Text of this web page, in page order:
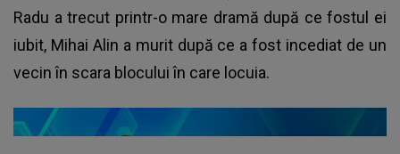
Radu a trecut printr-o mare dramă după ce fostul ei
iubit, Mihai Alin a murit după ce a fost incediat de un
vecin în scara blocului în care locuia.